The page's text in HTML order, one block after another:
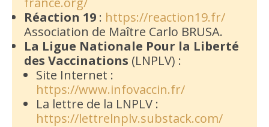
Réaction 19 : https://reaction19.fr/
Association de Maître Carlo BRUSA.
La Ligue Nationale Pour la Liberté
des Vaccinations (LNPLV) :
Site Internet :
https://www.infovaccin.fr/
La lettre de la LNPLV :
https://lettrelnplv.substack.com/